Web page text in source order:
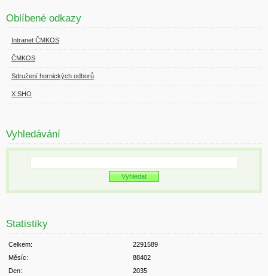
Oblíbené odkazy
Intranet ČMKOS
ČMKOS
Sdružení hornických odborů
X SHO
Vyhledávání
Statistiky
Celkem:
2291589
Měsíc:
88402
Den:
2035